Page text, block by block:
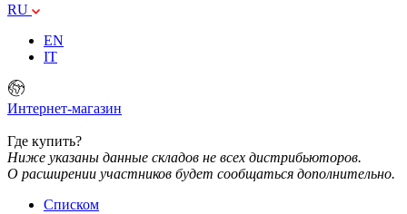
RU
EN
IT
Интернет-магазин
Где купить?
Ниже указаны данные складов не всех дистрибьюторов.
О расширении участников будет сообщаться дополнительно.
Списком